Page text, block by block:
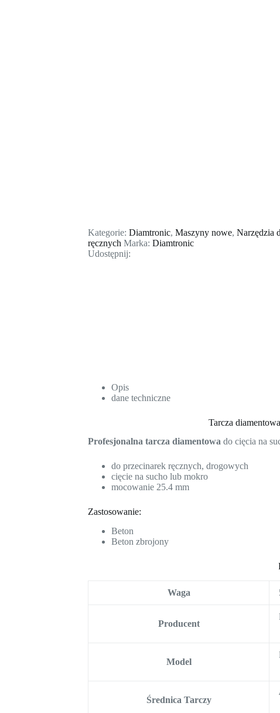
Kategorie: Diamtronic, Maszyny nowe, Narzędzia
ręcznych Marka: Diamtronic
Udostępnij:
Opis
dane techniczne
Tarcza
Profesjonalna tarcza diamentowa do cięcia na
do przecinarek ręcznych, drogowych
cięcie na sucho lub mokro
mocowanie 25.4 mm
Zastosowanie:
Beton
Beton zbrojony
Waga
Producent
Model
Średnica Tarczy